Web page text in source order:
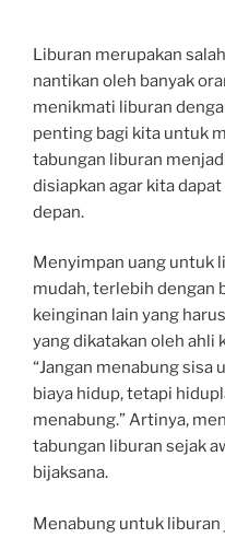
Liburan merupakan
nantikan oleh banyak
menikmati liburan
penting bagi kita untuk
tabungan liburan
disiapkan agar kita
depan.
Menyimpan uang untuk
mudah, terlebih dengan
keinginan lain yang
yang dikatakan oleh ahli
“Jangan menabung sisa
biaya hidup, tetapi
menabung.” Artinya,
tabungan liburan sejak
bijaksana.
Menabung untuk